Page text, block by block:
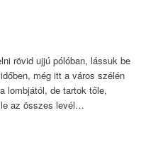
rövid ujjú pólóban, lássuk be
még itt a város szélén
lombjától, de tartok tőle,
le az összes levél…